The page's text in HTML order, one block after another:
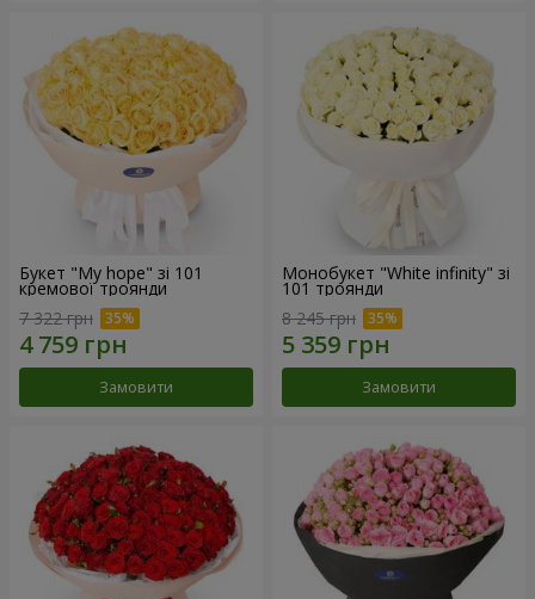
Букет "My hope" зі 101
кремової троянди
7 322 грн
Замовити
Монобукет "White infinity" зі
101 троянди
8 245 грн
Замовити